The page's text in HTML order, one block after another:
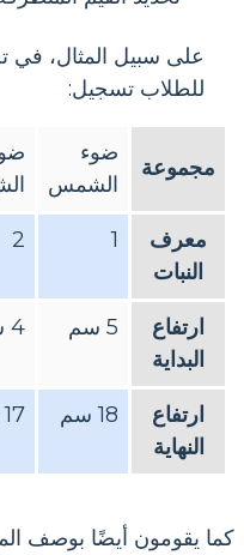
على سبيل المثال، في
للطلاب تسجيل:
مجموعة
ضوء
الشمس
معرف
النبات
1
2
ارتفاع
البداية
5 سم 4 سم
ارتفاع
النهاية
18 سم 17 سم
كما يقومون أيضًا بوصف